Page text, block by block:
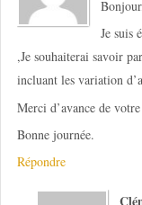
Je suis
,Je souhaiterai savoir
incluant les variation
Merci d’avance de
Bonne journée.
Répondre